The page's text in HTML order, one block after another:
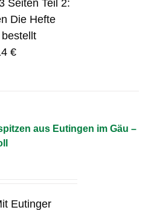
Seiten Teil 2:
Die Hefte
€
aus Eutingen im Gäu –
Eutinger